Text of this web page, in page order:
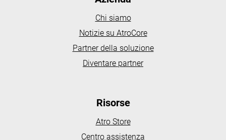
Chi siamo
Notizie su AtroCore
Partner della soluzione
Diventare partner
Risorse
Atro Store
Centro assistenza